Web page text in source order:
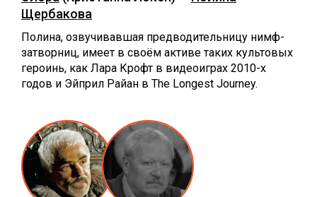
Щербакова
Полина, озвучивавшая предводительницу нимф-
затворниц, имеет в своём активе таких культовых
героинь, как Лара Крофт в видеоиграх 2010-х
годов и Эйприл Райан в The Longest Journey.